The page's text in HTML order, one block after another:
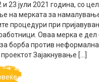
и 23 јули 2021 година, со цел
на мерката за
процедури при
Oваа мерка е дел
борба против
Зајакнување […]